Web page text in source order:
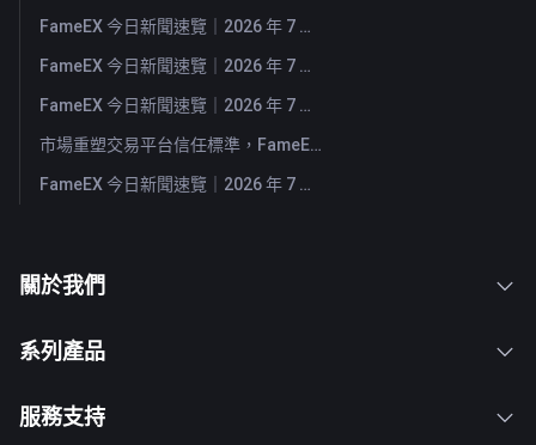
FameEX 今日新聞速覽｜2026 年 7 月 31 日
FameEX 今日新聞速覽｜2026 年 7 月 30 日
FameEX 今日新聞速覽｜2026 年 7 月 29 日
市場重塑交易平台信任標準，FameEX 以八年穩健營運持續服務全球用戶
FameEX 今日新聞速覽｜2026 年 7 月 28 日
關於我們
系列產品
服務支持